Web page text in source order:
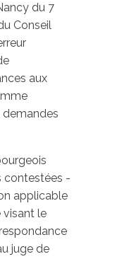
du 7
Conseil
aux
demandes
contestées -
applicable
visant le
juge de